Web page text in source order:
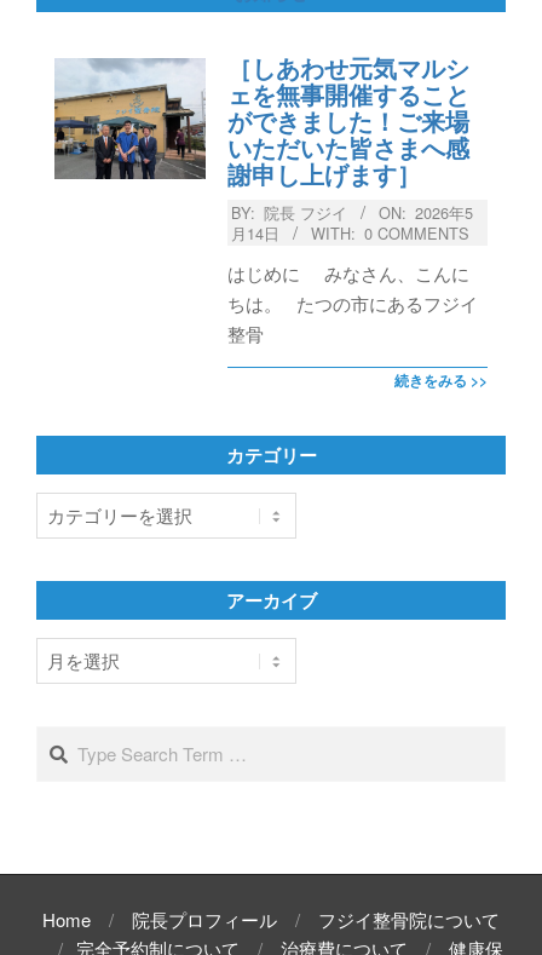
［しあわせ元気マルシ
ェを無事開催すること
ができました！ご来場
いただいた皆さまへ感
謝申し上げます］
BY: 院長 フジイ ON: 2026年5
月14日
WITH: 0 COMMENTS
はじめに みなさん、こんに
ちは。 たつの市にあるフジイ
整骨
続きをみる >>
カテゴリー
テ
リ
アーカイブ
ア
ー
ブ
Home 院長プロフィール
フジイ整骨院について
完全予約制について
治療費について
健康保